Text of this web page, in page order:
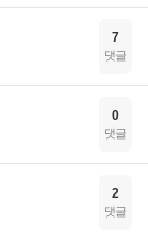
7
댓글
0
댓글
2
댓글